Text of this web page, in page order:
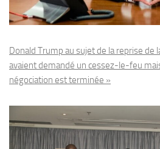
Donald Trump au sujet de la reprise de
avaient demandé un cessez-le-feu
négociation est terminée »